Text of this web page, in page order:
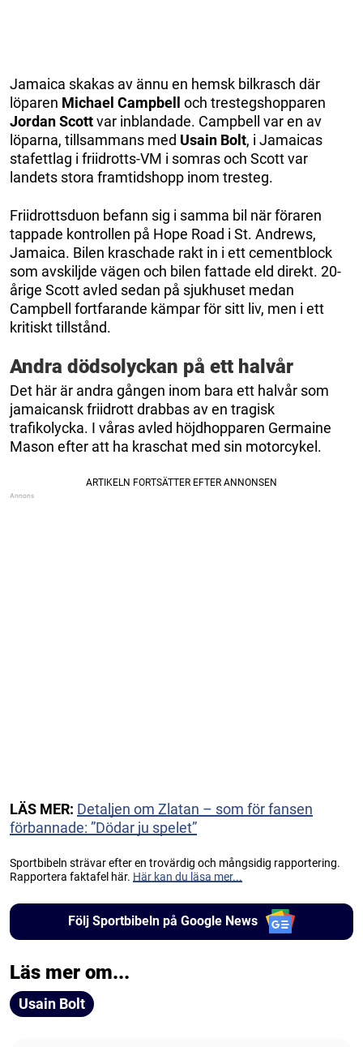
Jamaica skakas av ännu en hemsk bilkrasch där
löparen Michael Campbell och trestegshopparen
Jordan Scottvar inblandade. Campbell var en av
löparna, tillsammans med Usain Bolt, i Jamaicas
stafettlag i friidrotts-VM i somras och Scott var
landets stora framtidshopp inom tresteg.
Friidrottsduon befann sig i samma bil när föraren
tappade kontrollen på Hope Road i St. Andrews,
Jamaica. Bilen kraschade rakt in i ett cementblock
som avskiljde vägen och bilen fattade eld direkt. 20-
årige Scott avled sedan på sjukhuset medan
Campbell fortfarande kämpar för sitt liv, men i ett
kritiskt tillstånd.
Andra dödsolyckan på ett halvår
Det här är andra gången inom bara ett halvår som
jamaicansk friidrott drabbas av en tragisk
trafikolycka. I våras avled höjdhopparen Germaine
Mason efter att ha kraschat med sin motorcykel.
LÄS MER: Detaljen om Zlatan – som för fansen
förbannade: ”Dödar ju spelet”
Sportbibeln strävar efter en trovärdig och mångsidig rapportering.
Rapportera faktafel här. Här kan du läsa mer...
Följ Sportbibeln på Google News
Läs mer om...
Usain Bolt